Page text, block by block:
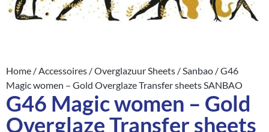
Home /Accessoires /Overglazuur Sheets /Sanbao / G46
Magic women – Gold Overglaze Transfer sheets SANBAO
G46 Magic women – Gold
Overglaze Transfer sheets